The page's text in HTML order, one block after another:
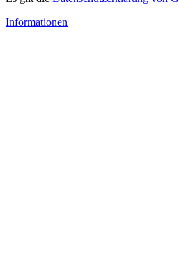
Informationen